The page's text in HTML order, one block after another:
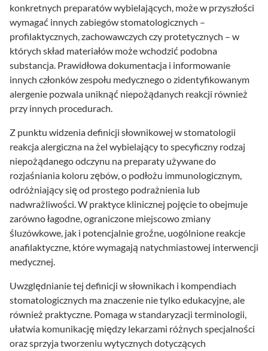
konkretnych preparatów wybielających, może w przyszłości
wymagać innych zabiegów stomatologicznych –
profilaktycznych, zachowawczych czy protetycznych – w
których skład materiałów może wchodzić podobna
substancja. Prawidłowa dokumentacja i informowanie
innych członków zespołu medycznego o zidentyfikowanym
alergenie pozwala uniknąć niepożądanych reakcji również
przy innych procedurach.
Z punktu widzenia definicji słownikowej w stomatologii
reakcja alergiczna na żel wybielający to specyficzny rodzaj
niepożądanego odczynu na preparaty używane do
rozjaśniania koloru zębów, o podłożu immunologicznym,
odróżniający się od prostego podrażnienia lub
nadwrażliwości. W praktyce klinicznej pojęcie to obejmuje
zarówno łagodne, ograniczone miejscowo zmiany
śluzówkowe, jak i potencjalnie groźne, uogólnione reakcje
anafilaktyczne, które wymagają natychmiastowej interwencji
medycznej.
Uwzględnianie tej definicji w słownikach i kompendiach
stomatologicznych ma znaczenie nie tylko edukacyjne, ale
również praktyczne. Pomaga w standaryzacji terminologii,
ułatwia komunikację między lekarzami różnych specjalności
oraz sprzyja tworzeniu wytycznych dotyczących